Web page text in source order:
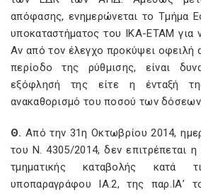
απόφασης, ενημερώνεται το Τμήμα
υποκαταστήματος του ΙΚΑ-ΕΤΑΜ για
Αν από τον έλεγχο προκύψει οφειλή
περίοδο της ρύθμισης, είναι
εξόφλησή της είτε η ένταξή
ανακαθορισμό του ποσού των
Θ.Από την 31η Οκτωβρίου 2014,
του Ν. 4305/2014, δεν επιτρέπεται
τμηματικής καταβολής κατά
υποπαραγράφου ΙΑ.2, της παρ.ΙΑ’